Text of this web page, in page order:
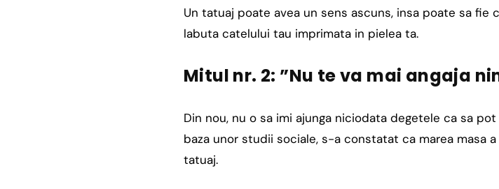
Un tatuaj poate avea un sens ascuns, insa poate sa
labuta catelului tau imprimata in pielea ta.
Mitul nr. 2: ”Nu te va mai angaja
Din nou, nu o sa imi ajunga niciodata degetele ca sa
baza unor studii sociale, s-a constatat ca marea masa
tatuaj.